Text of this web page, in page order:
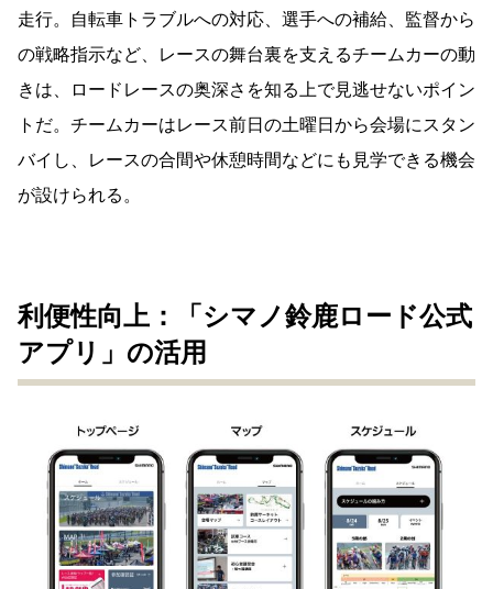
走行。自転車トラブルへの対応、選手への補給、監督から
の戦略指示など、レースの舞台裏を支えるチームカーの動
きは、ロードレースの奥深さを知る上で見逃せないポイン
トだ。チームカーはレース前日の土曜日から会場にスタン
バイし、レースの合間や休憩時間などにも見学できる機会
が設けられる。
利便性向上：「シマノ鈴鹿ロード公式
アプリ」の活用